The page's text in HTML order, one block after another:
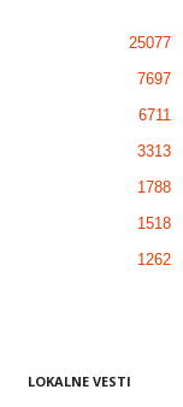
25077
7697
6711
3313
1788
1518
1262
LOKALNE VESTI